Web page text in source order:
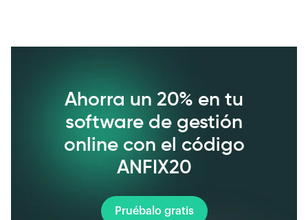
Ahorra un 20% en tu
software de gestión
online con el código
ANFIX20
Pruébalo gratis